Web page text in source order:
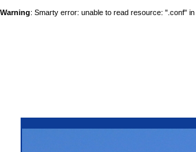
Warning: Smarty error: unable to read resource: ".conf" in